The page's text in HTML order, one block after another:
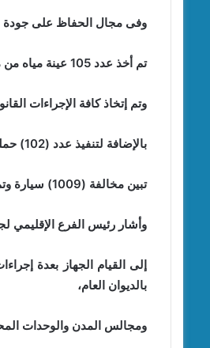
وفى مجال الحفاظ على جودة
تم أخذ عدد 105 عينة مياه من مخلفات المنشآت الصناعية و(180) عينة هواء لقياس نسب الملوثات،
وتم إتخاذ كافة الإجراءات
بالإضافة لتنفيذ عدد (102) حملة لفحص عوادم (11250) سيارة بمركزي الزقازيق وبلبيس،
تبين مخالفة (1009) سيارة وتم إتخاذ الإجراءات القانونية تجاه مالكيها.
وأشار رئيس الفرع الإقليمي
إلى القيام الجهاز بعدة
بالديوان العام،
ومجالس المدن والوحدات